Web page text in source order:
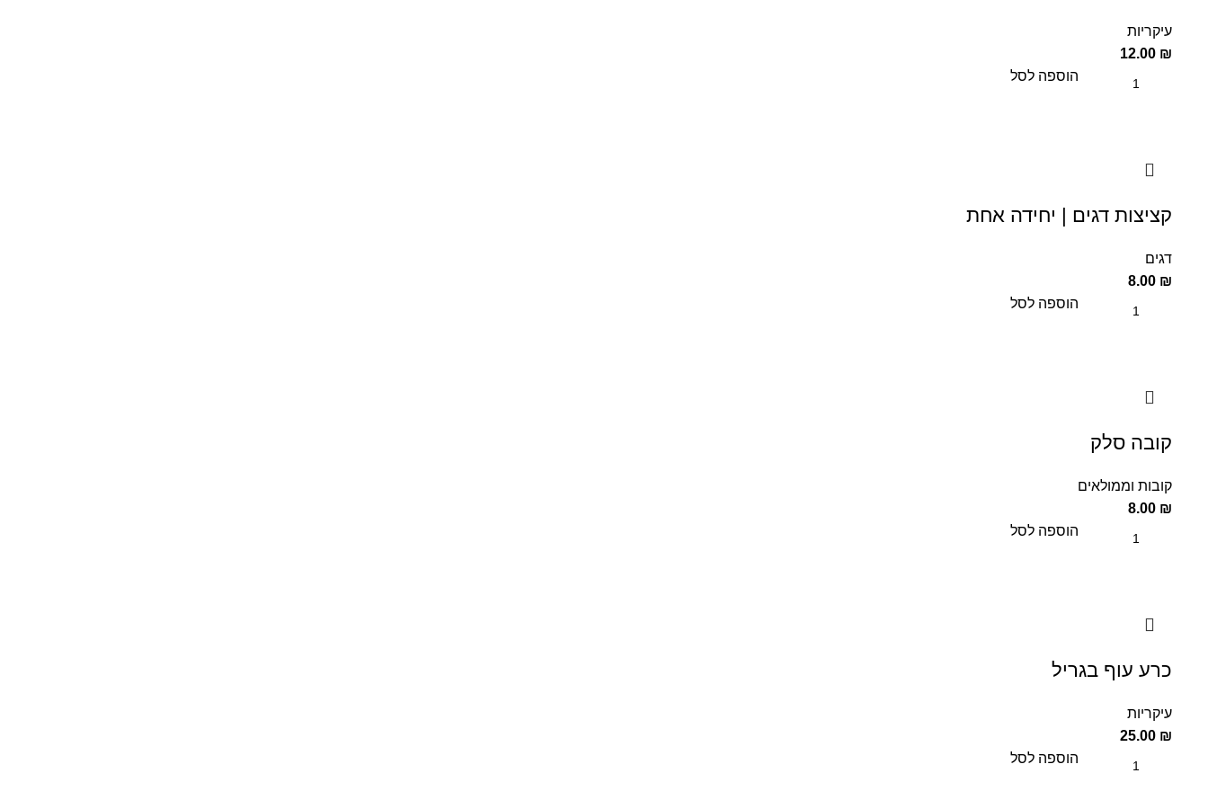
עיקריות
12.00 ₪
הוספה לסל
קציצות דגים | יחידה אחת
דגים
8.00 ₪
הוספה לסל
קובה סלק
קובות וממולאים
8.00 ₪
הוספה לסל
כרע עוף בגריל
עיקריות
25.00 ₪
הוספה לסל